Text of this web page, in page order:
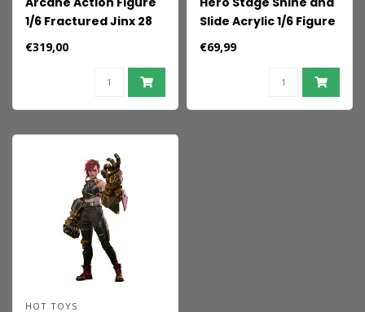
1/6 Fractured Jinx 28
cm
€319,00
Slide Acrylic 1/6 Figure
Display Case
€69,99
HOT TOYS